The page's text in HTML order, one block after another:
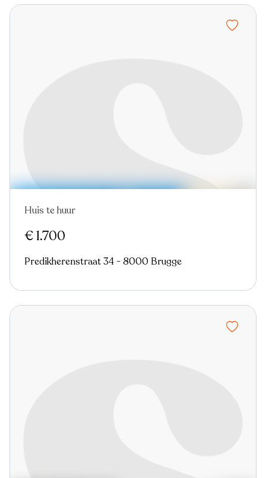
Huis te huur
€ 1.700
Predikherenstraat 34 - 8000 Brugge